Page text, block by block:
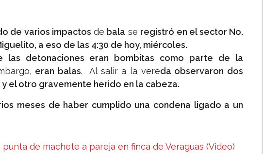
de varios impactos de bala se registró en el sector No.
a eso de las 4:30 de hoy, miércoles.
las detonaciones eran bombitas como parte de la
eran balas. Al salir a la vereda observaron dos
el otro gravemente herido en la cabeza.
meses de haber cumplido una condena ligado a un
punta de machete a pareja en finca de Veraguas (Video)